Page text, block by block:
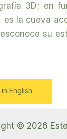
3D; en
la cueva
su
English
© 2026